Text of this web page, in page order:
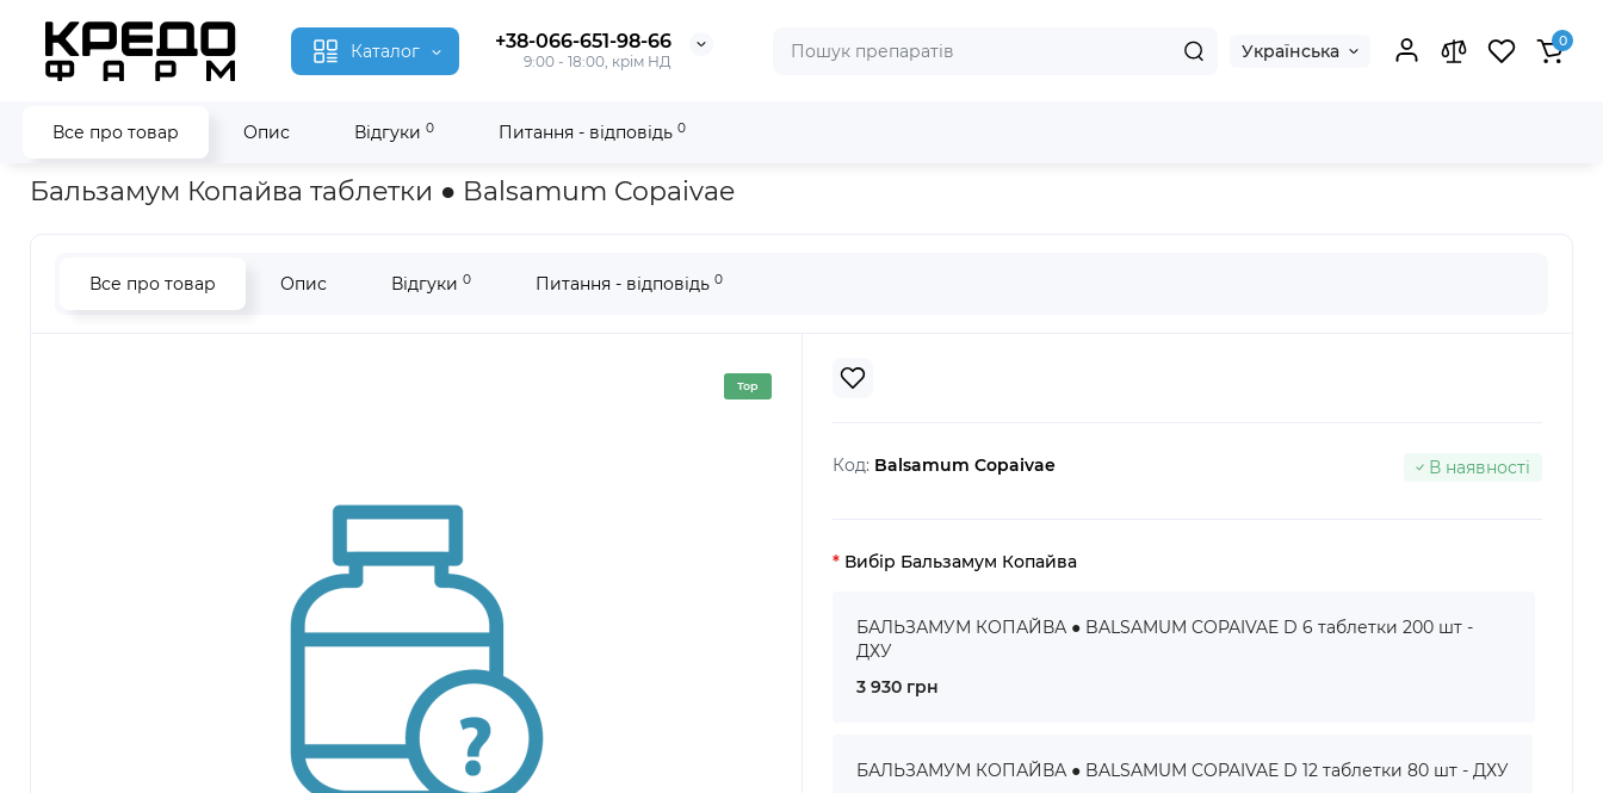
Каталог +38-066-651-98-66
9:00 - 18:00, крім НД Українська 0
Все про товар Опис Відгуки 0 Питання - відповідь 0
Головна Гомеопатія Бальзамум Копайва ● Balsamum Copaivae
Бальзамум Копайва таблетки ● Balsamum Copaivae
Все про товар Опис Відгуки 0 Питання - відповідь 0
Top
Код: Balsamum Copaivae В наявності
Вибір Бальзамум Копайва
БАЛЬЗАМУМ КОПАЙВА ● BALSAMUM COPAIVAE D 6 таблетки 200 шт -
ДХУ
3 930 грн
БАЛЬЗАМУМ КОПАЙВА ● BALSAMUM COPAIVAE D 12 таблетки 80 шт - ДХУ